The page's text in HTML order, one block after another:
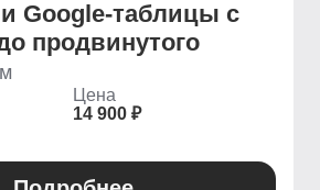
Google-таблицы с
продвинутого
Цена
14 900 ₽